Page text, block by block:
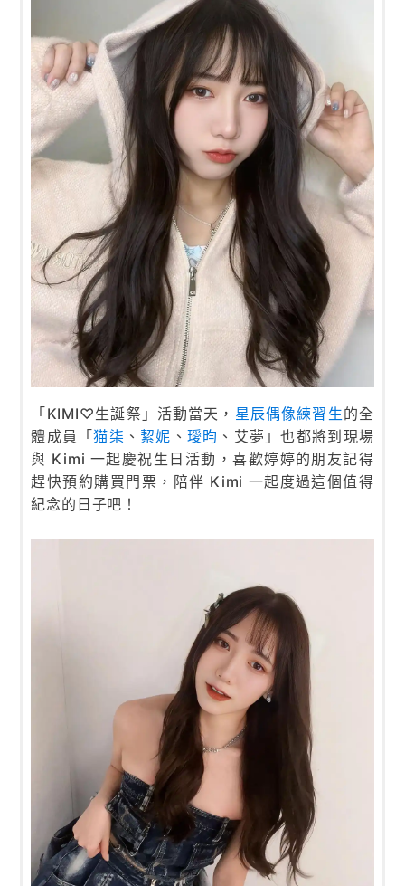
「KIMI♡生誕祭」活動當天， 星辰偶像練習生的全
體成員「猫柒 、 絜妮 、 璦昀 、艾夢」也都將到現場
與 Kimi 一起慶祝生日活動，喜歡婷婷的朋友記得
趕快預約購買門票，陪伴 Kimi 一起度過這個值得
紀念的日子吧！